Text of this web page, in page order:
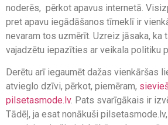
noderēs, pērkot apavus internetā.
pret apavu iegādāšanos tīmeklī ir
nevaram tos uzmērīt. Uzreiz jāsaka, ka
vajadzētu iepazīties ar veikala politiku
Derētu arī iegaumēt dažas vienkāršas
atvieglo dzīvi, pērkot, piemēram,
pilsetasmode.lv. Pats svarīgākais ir
Tādēļ, ja esat nonākuši